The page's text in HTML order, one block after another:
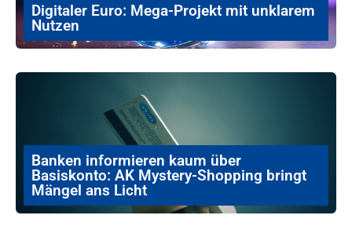
Digitaler Euro: Mega-Projekt mit unklarem
Nutzen
Banken informieren kaum über
Basiskonto: AK Mystery-Shopping bringt
Mängel ans Licht